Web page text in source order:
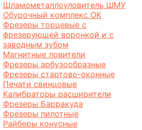
Шламометаллоуловитель ШМУ
Обурочный комплекс ОК
Фрезеры торцевые с
фрезерующей воронкой и с
заводным зубом
Магнитные ловители
Фрезеры арбузообразные
Фрезеры стартово-оконные
Печати свинцовые
Калибраторы расширители
Фрезеры Барракуда
Фрезеры пилотные
Райберы конусные